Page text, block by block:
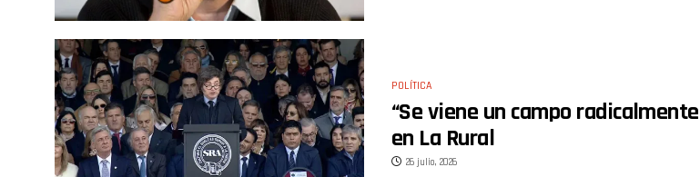
POLÍTICA
“Se viene un campo
en La Rural
26 julio, 2026